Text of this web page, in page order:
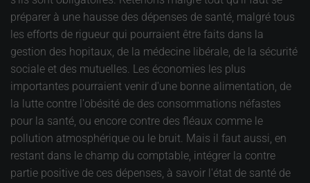
préparer à une hausse des dépenses de santé, malgré tous
les efforts de rigueur qui pourraient être faits dans la
gestion des hopitaux, de la médecine libérale, de la sécurité
sociale et des mutuelles. Les économies les plus
importantes pourraient venir d'une bonne alimentation, de
la lutte contre l'obésité de des consommations néfastes
pour la santé, ou encore contre des fléaux comme le
pollution atmosphérique ou le bruit. Mais il faut aussi, en
restant dans le champ du comptable, intégrer la contre
partie positive de ces dépenses, à savoir l'état de santé de